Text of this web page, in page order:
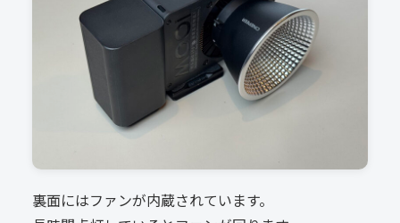
裏面にはファンが内蔵されています。